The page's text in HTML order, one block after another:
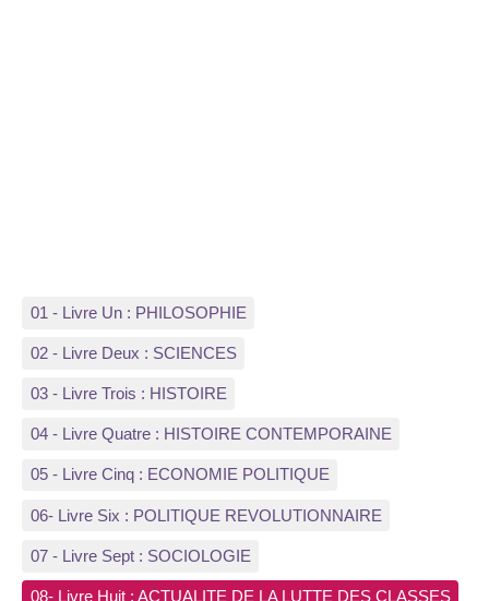
01 - Livre Un : PHILOSOPHIE
02 - Livre Deux : SCIENCES
03 - Livre Trois : HISTOIRE
04 - Livre Quatre : HISTOIRE CONTEMPORAINE
05 - Livre Cinq : ECONOMIE POLITIQUE
06- Livre Six : POLITIQUE REVOLUTIONNAIRE
07 - Livre Sept : SOCIOLOGIE
08- Livre Huit : ACTUALITE DE LA LUTTE DES CLASSES